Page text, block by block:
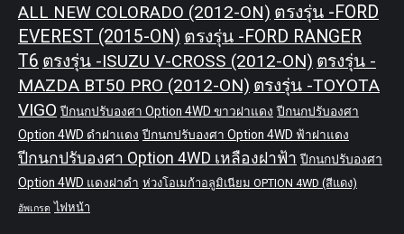
ALL NEW COLORADO (2012-ON) ตรงรุ่น -FORD
EVEREST (2015-ON) ตรงรุ่น -FORD RANGER
T6 ตรงรุ่น -ISUZU V-CROSS (2012-ON) ตรงรุ่น -
MAZDA BT50 PRO (2012-ON) ตรงรุ่น -TOYOTA
VIGO ปีกนกปรับองศา Option 4WD ขาวฝาแดง ปีกนกปรับองศา
Option 4WD ดำฝาแดง ปีกนกปรับองศา Option 4WD ฟ้าฝาแดง
ปีกนกปรับองศา Option 4WD เหลืองฝาฟ้า ปีกนกปรับองศา
Option 4WD แดงฝาดำ ห่วงโอเมก้าอลูมิเนียม OPTION 4WD (สีแดง)
อัพเกรด ไฟหน้า